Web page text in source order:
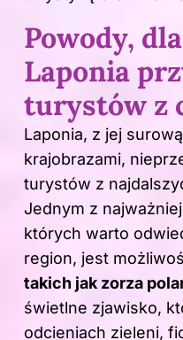
Powody,
Laponia
turystów z
Laponia, z jej
krajobrazami,
turystów z
Jednym z
których warto
region, jest
takich jak zorza
świetlne zjawisko,
odcieniach zieleni,